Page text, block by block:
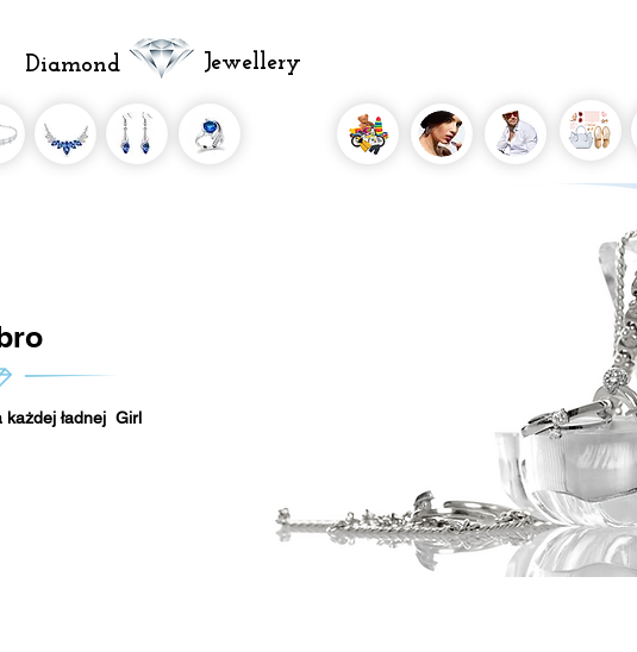
Diamond Jewellery
każdej ładnej Girl